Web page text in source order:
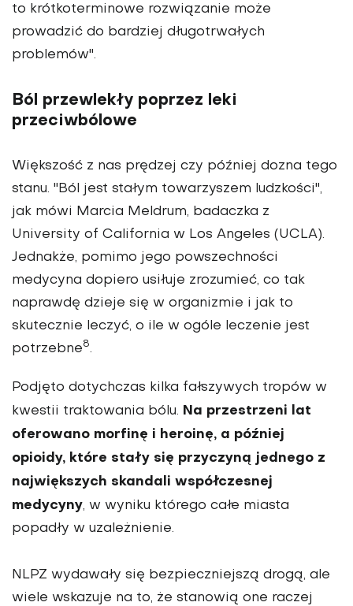
to krótkoterminowe rozwiązanie może
prowadzić do bardziej długotrwałych
problemów".
Ból przewlekły poprzez leki
przeciwbólowe
Większość z nas prędzej czy później dozna tego
stanu. "Ból jest stałym towarzyszem ludzkości",
jak mówi Marcia Meldrum, badaczka z
University of California w Los Angeles (UCLA).
Jednakże, pomimo jego powszechności
medycyna dopiero usiłuje zrozumieć, co tak
naprawdę dzieje się w organizmie i jak to
skutecznie leczyć, o ile w ogóle leczenie jest
potrzebne8.
Podjęto dotychczas kilka fałszywych tropów w
kwestii traktowania bólu. Na przestrzeni lat
oferowano morfinę i heroinę, a później
opioidy, które stały się przyczyną jednego z
największych skandali współczesnej
medycyny, w wyniku którego całe miasta
popadły w uzależnienie.
NLPZ wydawały się bezpieczniejszą drogą, ale
wiele wskazuje na to, że stanowią one raczej